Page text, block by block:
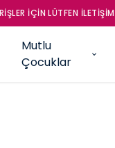
İÇİN LÜTFEN
Mutlu
Çocuklar